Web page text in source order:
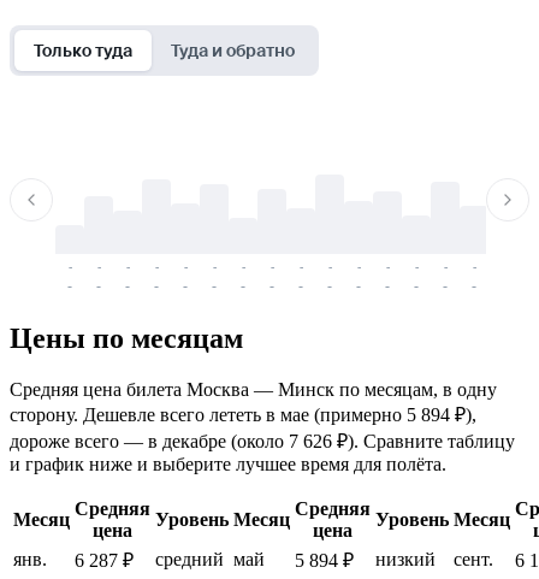
Только туда Туда и обратно
-
-
-
-
-
-
-
-
-
-
-
-
-
-
-
-
-
-
-
-
-
-
-
-
-
-
-
-
-
-
Цены по месяцам
Средняя цена билета Москва — Минск по месяцам, в одну
сторону. Дешевле всего лететь в мае (примерно 5 894 ₽),
дороже всего — в декабре (около 7 626 ₽). Сравните таблицу
и график ниже и выберите лучшее время для полёта.
Месяц
Средняя
цена
Уровень Месяц
Средняя
цена
Уровень Месяц
янв.
6 287 ₽ средний май 5 894 ₽ низкий сент.
6